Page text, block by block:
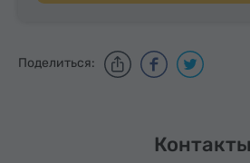
Поделиться:
Контакты